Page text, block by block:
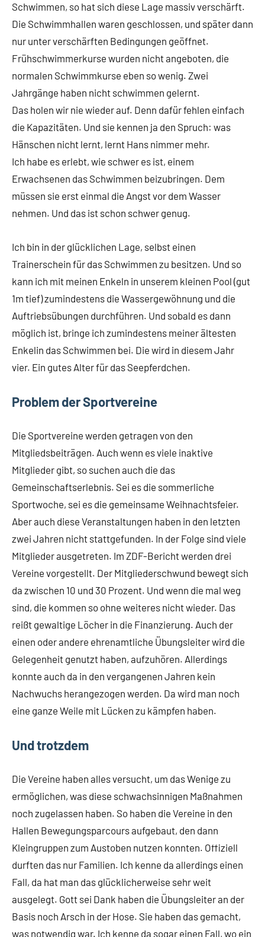
Schwimmen, so hat sich diese Lage massiv verschärft.
Die Schwimmhallen waren geschlossen, und später dann
nur unter verschärften Bedingungen geöffnet.
Frühschwimmerkurse wurden nicht angeboten, die
normalen Schwimmkurse eben so wenig. Zwei
Jahrgänge haben nicht schwimmen gelernt.
Das holen wir nie wieder auf. Denn dafür fehlen einfach
die Kapazitäten. Und sie kennen ja den Spruch: was
Hänschen nicht lernt, lernt Hans nimmer mehr.
Ich habe es erlebt, wie schwer es ist, einem
Erwachsenen das Schwimmen beizubringen. Dem
müssen sie erst einmal die Angst vor dem Wasser
nehmen. Und das ist schon schwer genug.
Ich bin in der glücklichen Lage, selbst einen
Trainerschein für das Schwimmen zu besitzen. Und so
kann ich mit meinen Enkeln in unserem kleinen Pool (gut
1m tief) zumindestens die Wassergewöhnung und die
Auftriebsübungen durchführen. Und sobald es dann
möglich ist, bringe ich zumindestens meiner ältesten
Enkelin das Schwimmen bei. Die wird in diesem Jahr
vier. Ein gutes Alter für das Seepferdchen.
Problem der Sportvereine
Die Sportvereine werden getragen von den
Mitgliedsbeiträgen. Auch wenn es viele inaktive
Mitglieder gibt, so suchen auch die das
Gemeinschaftserlebnis. Sei es die sommerliche
Sportwoche, sei es die gemeinsame Weihnachtsfeier.
Aber auch diese Veranstaltungen haben in den letzten
zwei Jahren nicht stattgefunden. In der Folge sind viele
Mitglieder ausgetreten. Im ZDF-Bericht werden drei
Vereine vorgestellt. Der Mitgliederschwund bewegt sich
da zwischen 10 und 30 Prozent. Und wenn die mal weg
sind, die kommen so ohne weiteres nicht wieder. Das
reißt gewaltige Löcher in die Finanzierung. Auch der
einen oder andere ehrenamtliche Übungsleiter wird die
Gelegenheit genutzt haben, aufzuhören. Allerdings
konnte auch da in den vergangenen Jahren kein
Nachwuchs herangezogen werden. Da wird man noch
eine ganze Weile mit Lücken zu kämpfen haben.
Und trotzdem
Die Vereine haben alles versucht, um das Wenige zu
ermöglichen, was diese schwachsinnigen Maßnahmen
noch zugelassen haben. So haben die Vereine in den
Hallen Bewegungsparcours aufgebaut, den dann
Kleingruppen zum Austoben nutzen konnten. Offiziell
durften das nur Familien. Ich kenne da allerdings einen
Fall, da hat man das glücklicherweise sehr weit
ausgelegt. Gott sei Dank haben die Übungsleiter an der
Basis noch Arsch in der Hose. Sie haben das gemacht,
was notwendig war. Ich kenne da sogar einen Fall, wo ein